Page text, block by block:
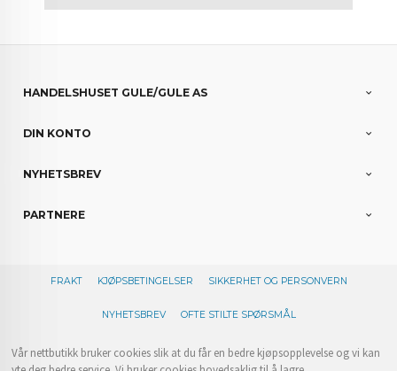
HANDELSHUSET GULE/GULE AS
DIN KONTO
NYHETSBREV
PARTNERE
FRAKT KJØPSBETINGELSER SIKKERHET OG PERSONVERN
NYHETSBREV OFTE STILTE SPØRSMÅL
Vår nettbutikk bruker cookies slik at du får en bedre kjøpsopplevelse og vi kan